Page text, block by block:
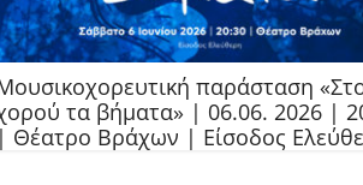
παράσταση
τα βήματα» | 06.06. 2026 |
| Θέατρο Βράχων | Είσοδος